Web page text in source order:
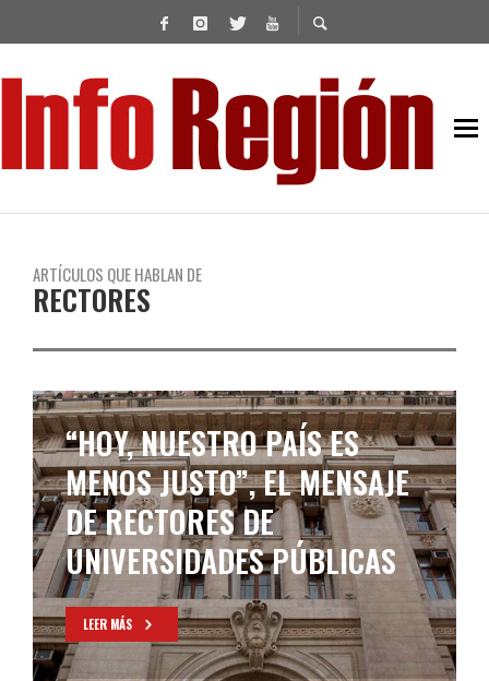
ARTÍCULOS QUE HABLAN DE
RECTORES
“HOY, NUESTRO PAÍS ES
MENOS JUSTO”, EL MENSAJE
DE RECTORES DE
UNIVERSIDADES PÚBLICAS
LEER MÁS